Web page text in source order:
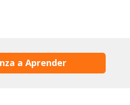
a Aprender